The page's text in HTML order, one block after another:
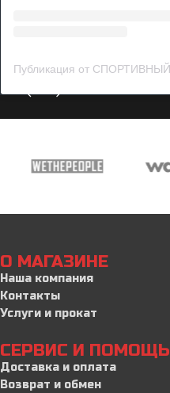
О МАГАЗИНЕ
Наша компания
Контакты
Услуги и прокат
СЕРВИС И ПОМОЩЬ
Доставка и оплата
Возврат и обмен